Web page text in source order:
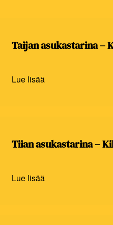
Taijan asukastarina –
Lue lisää
Tiian asukastarina –
Lue lisää